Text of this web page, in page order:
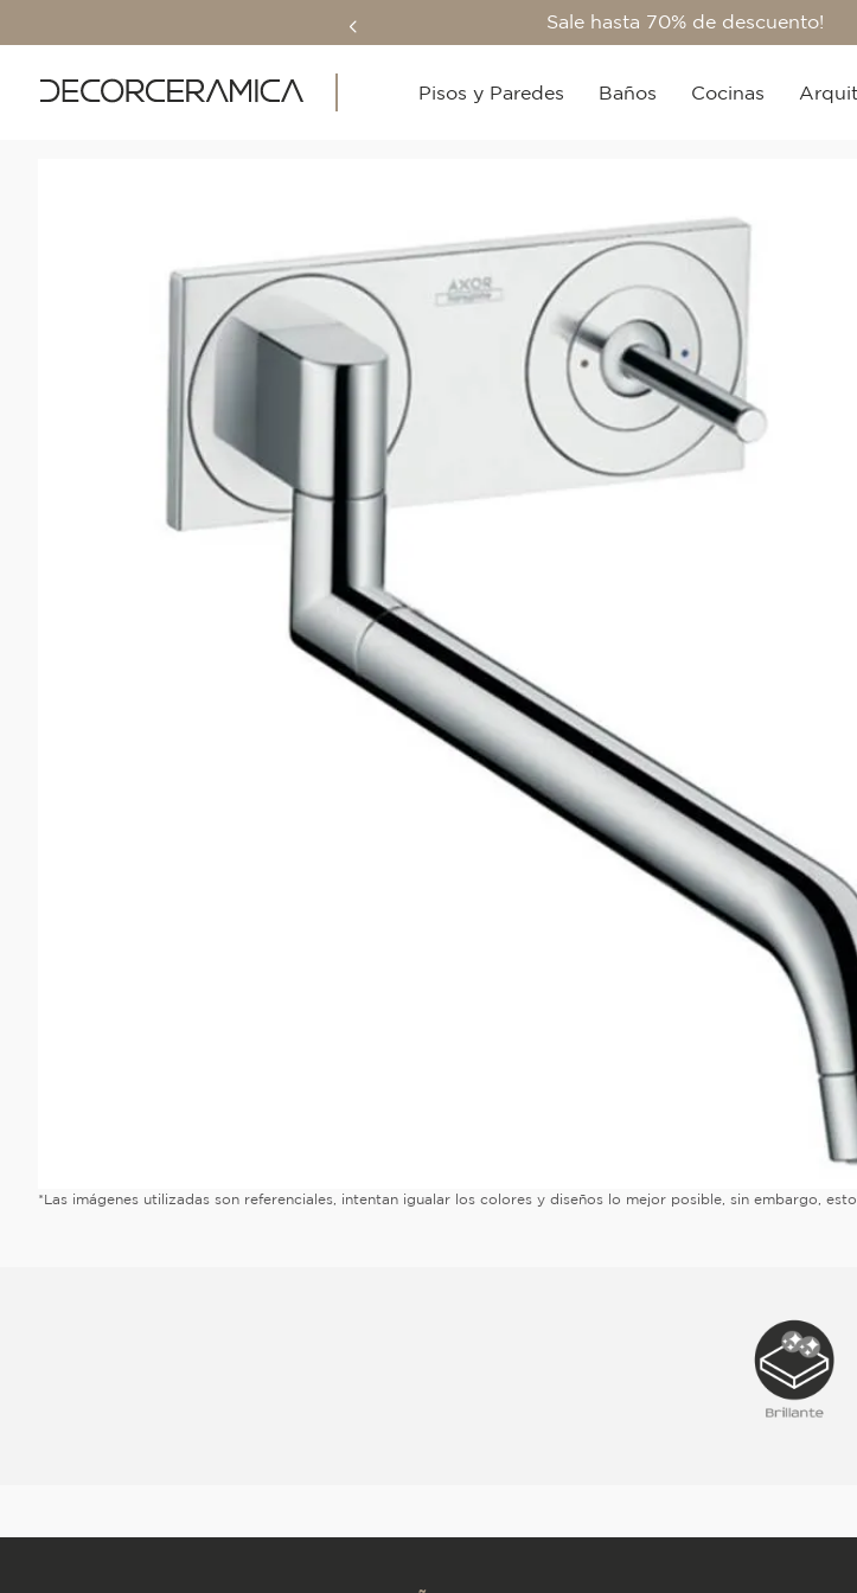
Sale hasta 70% de descuento!
Pisos y Paredes Baños Cocinas
*Las imágenes utilizadas son referenciales, intentan igualar los colores y diseños lo mejor posible, sin embargo,